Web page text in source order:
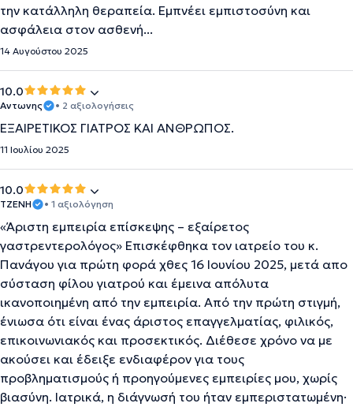
την κατάλληλη θεραπεία. Εμπνέει εμπιστοσύνη και
ασφάλεια στον ασθενή...
14 Αυγούστου 2025
10.0
Αντωνης • 2 αξιολογήσεις
ΕΞΑΙΡΕΤΙΚΟΣ ΓΙΑΤΡΟΣ ΚΑΙ ΑΝΘΡΩΠΟΣ.
11 Ιουλίου 2025
10.0
ΤΖΕΝΗ • 1 αξιολόγηση
«Άριστη εμπειρία επίσκεψης – εξαίρετος
γαστρεντερολόγος» Επισκέφθηκα τον ιατρείο του κ.
Πανάγου για πρώτη φορά χθες 16 Ιουνίου 2025, μετά απο
σύσταση φίλου γιατρού και έμεινα απόλυτα
ικανοποιημένη από την εμπειρία. Από την πρώτη στιγμή,
ένιωσα ότι είναι ένας άριστος επαγγελματίας, φιλικός,
επικοινωνιακός και προσεκτικός. Διέθεσε χρόνο να με
ακούσει και έδειξε ενδιαφέρον για τους
προβληματισμούς ή προηγούμενες εμπειρίες μου, χωρίς
βιασύνη. Ιατρικά, η διάγνωσή του ήταν εμπεριστατωμένη·